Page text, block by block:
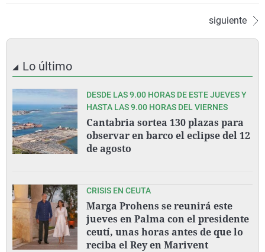
siguiente
Lo último
DESDE LAS 9.00 HORAS DE ESTE JUEVES Y
HASTA LAS 9.00 HORAS DEL VIERNES
Cantabria sortea 130 plazas para
observar en barco el eclipse del 12
de agosto
CRISIS EN CEUTA
Marga Prohens se reunirá este
jueves en Palma con el presidente
ceutí, unas horas antes de que lo
reciba el Rey en Marivent